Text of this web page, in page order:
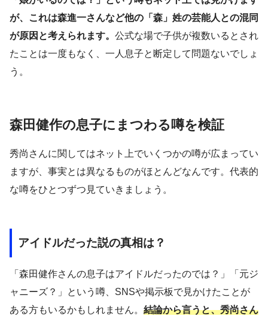
が、これは森進一さんなど他の「森」姓の芸能人との混同
が原因と考えられます。 公式な場で子供が複数いるとされ
たことは一度もなく、一人息子と断定して問題ないでしょ
う。
森田健作の息子にまつわる噂を検証
秀尚さんに関してはネット上でいくつかの噂が広まってい
ますが、事実とは異なるものがほとんどなんです。代表的
な噂をひとつずつ見ていきましょう。
アイドルだった説の真相は？
「森田健作さんの息子はアイドルだったのでは？」「元ジ
ャニーズ？」という噂、SNSや掲示板で見かけたことが
ある方もいるかもしれません。 結論から言うと、秀尚さん